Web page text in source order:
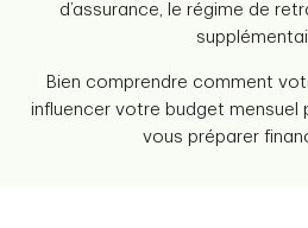
d’assurance, le régime de
Bien comprendre comment
influencer votre budget mensuel
vous préparer